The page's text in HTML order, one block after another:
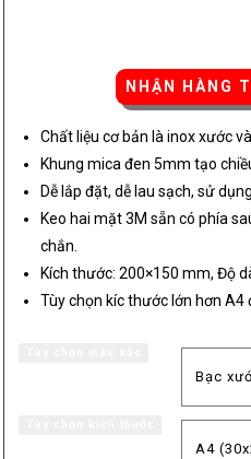
NHẬN HÀNG
Chất liệu cơ bản là inox xước
Khung mica đen 5mm tạo
Dễ lắp đặt, dễ lau sạch, sử
Keo hai mặt 3M sẵn có phía
chắn.
Kích thước: 200×150 mm, Độ
Tùy chọn kíc thước lớn hơn A4